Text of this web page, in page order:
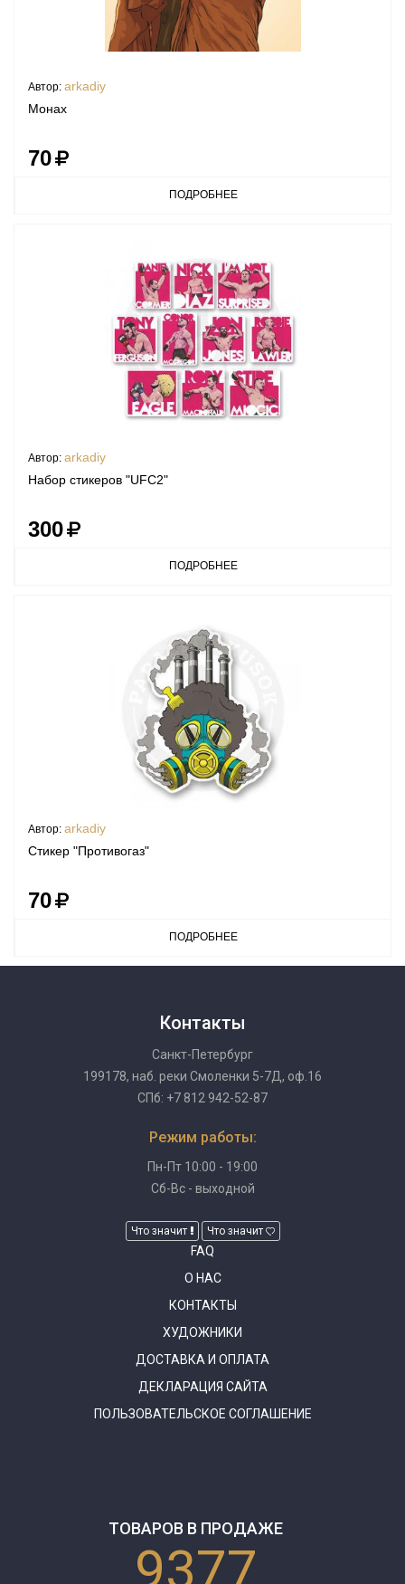
Автор: arkadiy
Монах
70
ПОДРОБНЕЕ
Автор: arkadiy
Набор стикеров "UFC2"
300
ПОДРОБНЕЕ
Автор: arkadiy
Стикер "Противогаз"
70
ПОДРОБНЕЕ
Контакты
Санкт-Петербург
199178, наб. реки Смоленки 5-7Д, оф.16
СПб: +7 812 942-52-87
Режим работы:
Пн-Пт 10:00 - 19:00
Сб-Вс - выходной
Что значит Что значит
FAQ
О НАС
КОНТАКТЫ
ХУДОЖНИКИ
ДОСТАВКА И ОПЛАТА
ДЕКЛАРАЦИЯ САЙТА
ПОЛЬЗОВАТЕЛЬСКОЕ СОГЛАШЕНИЕ
ТОВАРОВ В ПРОДАЖЕ
9377